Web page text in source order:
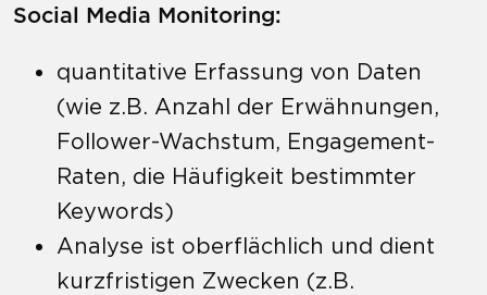
Social Media Monitoring:
quantitative Erfassung von Daten
(wie z.B. Anzahl der Erwähnungen,
Follower-Wachstum, Engagement-
Raten, die Häufigkeit bestimmter
Keywords)
Analyse ist oberflächlich und dient
kurzfristigen Zwecken (z.B.